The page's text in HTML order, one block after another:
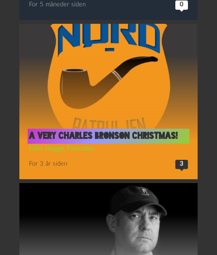
For 5 måneder siden 0
A very Charles Bronson Christmas!
Film, Hygge, Podcasts
For 3 år siden 3